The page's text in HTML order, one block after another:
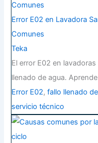
Error E02 en Lavadora
Comunes
Teka
El error E02 en
llenado de agua.
Error E02,fallo llenado
servicio técnico